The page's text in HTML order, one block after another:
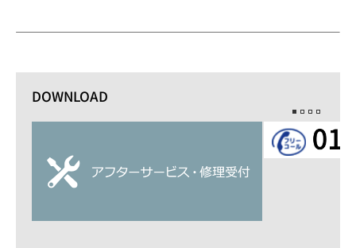
DOWNLOAD